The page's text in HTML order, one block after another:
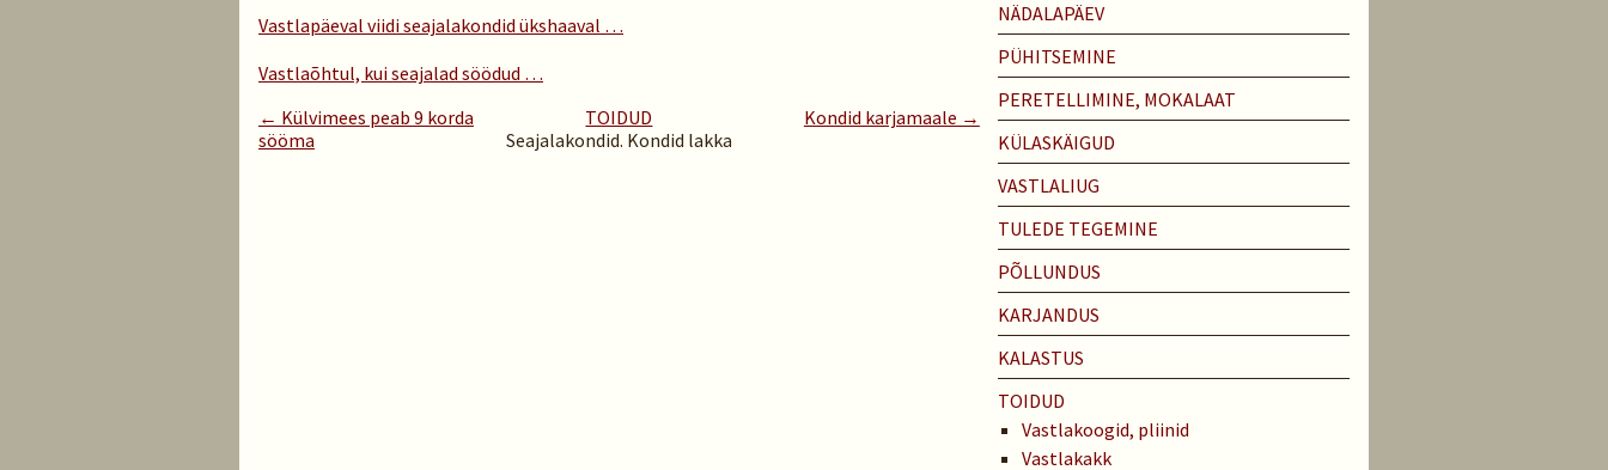
Vastlapäeval viidi seajalakondid ükshaaval …
Vastlaõhtul, kui seajalad söödud …
← Külvimees peab 9 korda
sööma
Kondid karjamaale →
TOIDUD
Seajalakondid. Kondid lakka
NÄDALAPÄEV
PÜHITSEMINE
PERETELLIMINE, MOKALAAT
KÜLASKÄIGUD
VASTLALIUG
TULEDE TEGEMINE
PÕLLUNDUS
KARJANDUS
KALASTUS
TOIDUD
Vastlakoogid, pliinid
Vastlakakk